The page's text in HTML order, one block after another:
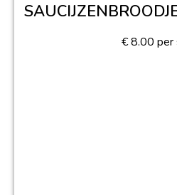
€ 8.00 per